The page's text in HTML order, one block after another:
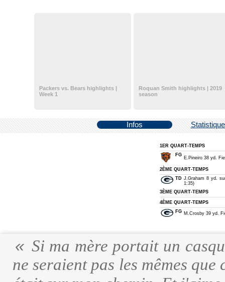
Packers vs. Bears highlights |
Week 1
Roquan Smith highlights | 2019
season
Infos
1ER QUART-TEMPS
FG
E.Pineiro 38 yd.
2ÈME QUART-TEMPS
TD J.Graham 8 yd.
1:35)
3ÈME QUART-TEMPS
4ÈME QUART-TEMPS
FG M.Crosby 39 yd.
Si ma mère portait un
ne seraient pas les mêmes